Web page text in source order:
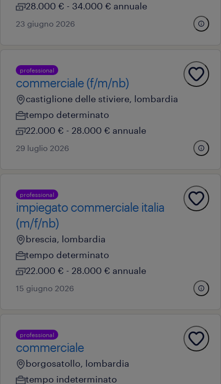
28.000 € - 34.000 € annuale
23 giugno 2026
professional
commerciale (f/m/nb)
castiglione delle stiviere, lombardia
tempo determinato
22.000 € - 28.000 € annuale
29 luglio 2026
professional
impiegato commerciale italia
(m/f/nb)
brescia, lombardia
tempo determinato
22.000 € - 28.000 € annuale
15 giugno 2026
professional
commerciale
borgosatollo, lombardia
tempo indeterminato